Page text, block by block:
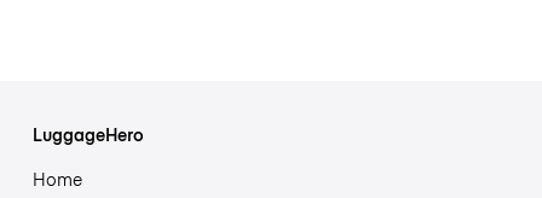
LuggageHero
Home